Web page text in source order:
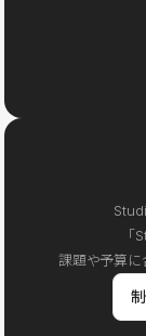
「
課題や予算に